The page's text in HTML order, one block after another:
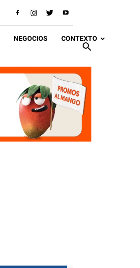
NEGOCIOS CONTEXTO